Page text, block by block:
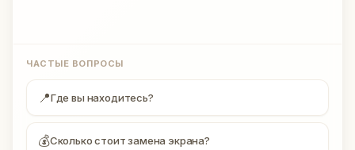
ЧАСТЫЕ ВОПРОСЫ
📍Где вы находитесь?
💰Сколько стоит замена экрана?